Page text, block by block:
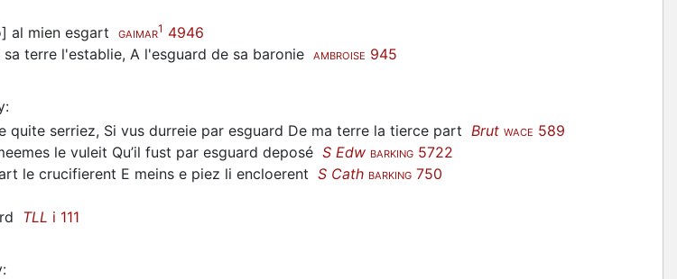
al mien esgart GAIMAR1 4946
terre l'establie, A l'esguard de sa baronie AMBROISE 945
:
quite serriez, Si vus durreie par esguard De ma terre la tierce part Brut WACE 589
le vuleit Qu’il fust par esguard deposé S Edw BARKING 5722
le crucifierent E meins e piez li encloerent S Cath BARKING 750
TLL i 111
: